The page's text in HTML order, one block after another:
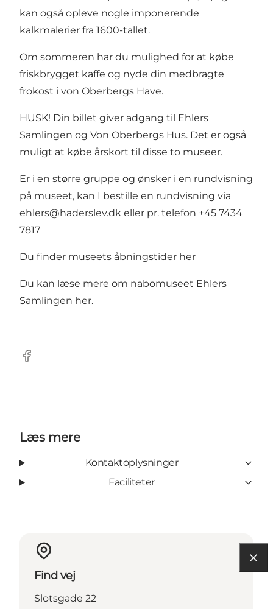
kan også opleve nogle imponerende
kalkmalerier fra 1600-tallet.
Om sommeren har du mulighed for at købe
friskbrygget kaffe og nyde din medbragte
frokost i von Oberbergs Have.
HUSK! Din billet giver adgang til Ehlers
Samlingen og Von Oberbergs Hus. Det er også
muligt at købe årskort til disse to museer.
Er i en større gruppe og ønsker i en rundvisning
på museet, kan I bestille en rundvisning via
ehlers@haderslev.dk eller pr. telefon +45 7434
7817
Du finder museets åbningstider her
Du kan læse mere om nabomuseet Ehlers
Samlingen her.
Facebook
Læs mere
Kontaktoplysninger
Faciliteter
Find vej
Slotsgade 22